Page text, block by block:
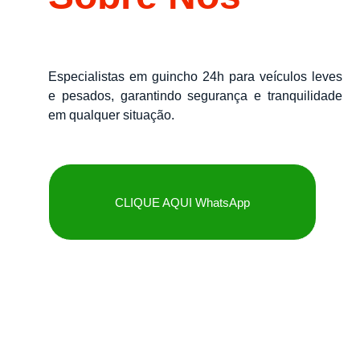
Especialistas em guincho 24h para veículos leves
e pesados, garantindo segurança e tranquilidade
em qualquer situação.
CLIQUE AQUI WhatsApp